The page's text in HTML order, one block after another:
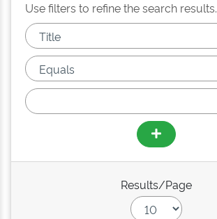
Use filters to refine the search results.
Results/Page